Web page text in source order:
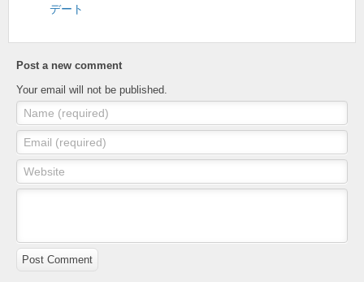
デート
Post a new comment
Your email will not be published.
Name (required)
Email (required)
Website
Post Comment